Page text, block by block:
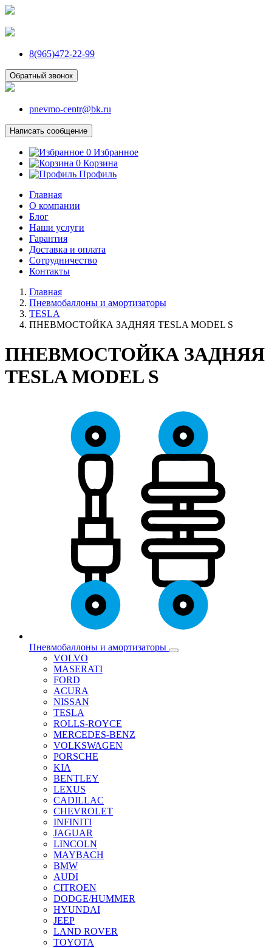
8(965)472-22-99
Обратный звонок
pnevmo-centr@bk.ru
Написать сообщение
0 Избранное
0 Корзина
Профиль
Главная
О компании
Блог
Наши услуги
Гарантия
Доставка и оплата
Сотрудничество
Контакты
Главная
Пневмобаллоны и амортизаторы
TESLA
ПНЕВМОСТОЙКА ЗАДНЯЯ TESLA MODEL S
ПНЕВМОСТОЙКА ЗАДНЯЯ
TESLA MODEL S
Пневмобаллоны и амортизаторы
VOLVO
MASERATI
FORD
ACURA
NISSAN
TESLA
ROLLS-ROYCE
MERCEDES-BENZ
VOLKSWAGEN
PORSCHE
KIA
BENTLEY
LEXUS
CADILLAC
CHEVROLET
INFINITI
JAGUAR
LINCOLN
MAYBACH
BMW
AUDI
CITROEN
DODGE/HUMMER
HYUNDAI
JEEP
LAND ROVER
TOYOTA